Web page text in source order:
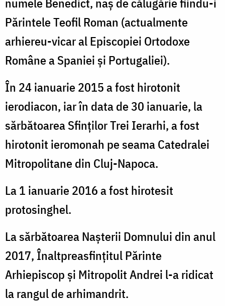
Părintele Teofil Roman (actualmente
arhiereu-vicar al Episcopiei Ortodoxe
Române a Spaniei și Portugaliei).
În 24 ianuarie 2015 a fost hirotonit
ierodiacon, iar în data de 30 ianuarie, la
sărbătoarea Sfinților Trei Ierarhi, a fost
hirotonit ieromonah pe seama Catedralei
Mitropolitane din Cluj-Napoca.
La 1 ianuarie 2016 a fost hirotesit
protosinghel.
La sărbătoarea Nașterii Domnului din anul
2017, Înaltpreasfinţitul Părinte
Arhiepiscop și Mitropolit Andrei l-a ridicat
la rangul de arhimandrit.